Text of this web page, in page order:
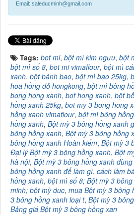
Email: saleducminh@gmail.com
Tags: bot mi, bột mì kim ngưu, bột
bột mì số 8, bot mi vimaflour, bột mì
xanh, bột bánh bao, bột mì bao 25kg,
hoa hồng đỏ hongkong, bột mì bông
bong hong xanh, bot hong xanh, bột
hồng xanh 25kg, bot my 3 bong hong
hồng xanh vimaflour, bột mì bông
hồng xanh, Bột mỳ 3 bông hồng xanh
bông hồng xanh, Bột mỳ 3 bông hồng
bông hồng xanh Hoàn kiếm, Bột mỳ 3
Đại lý Bột mỳ 3 bông hồng xanh, Bột
hà nội, Bột mỳ 3 bông hồng xanh
bông hồng xanh để làm gì, cách làm
hồng xanh, bột mì số 8; Bột mỳ 3
minh; bột mỳ duc, mua Bột mỳ 3 bông
3 bông hồng xanh loại t, Bột mỳ 3
Bảng giá Bột mỳ 3 bông hồng xan